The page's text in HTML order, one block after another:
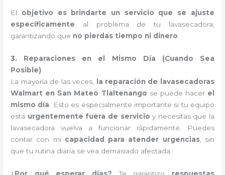
El objetivo es brindarte un servicio que se ajuste
específicamente al problema de tu lavasecadora,
garantizando que no pierdas tiempo ni dinero
3. Reparaciones en el Mismo Día (Cuando Sea
Posible)
La mayoría de las veces,
la reparación de lavasecadoras
Walmart en San Mateo Tlaltenango se puede hacer el
mismo día . Esto es especialmente importante si tu equipo
está urgentemente fuera de servicio y necesitas que la
lavasecadora vuelva a funcionar rápidamente. Puedes
contar con mi capacidad para atender urgencias, sin
que tu rutina diaria se vea demasiado afectada.